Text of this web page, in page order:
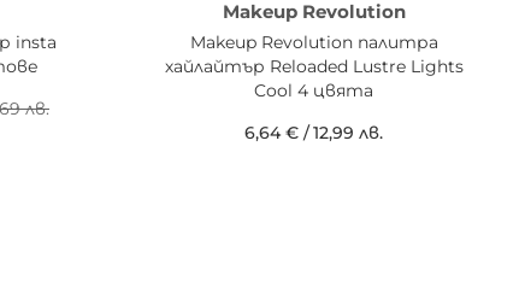
insta
лв.
Makeup Revolution
Makeup Revolution палитра
хайлайтър Reloaded Lustre Lights
Cool 4 цвята
6,64 € /12,99 лв.